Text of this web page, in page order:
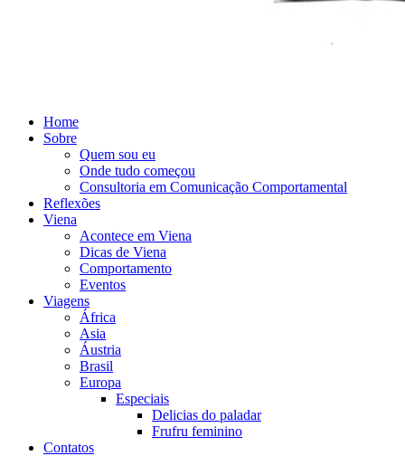
Home
Sobre
Quem sou eu
Onde tudo começou
Consultoria em Comunicação Comportamental
Reflexões
Viena
Acontece em Viena
Dicas de Viena
Comportamento
Eventos
Viagens
África
Asia
Áustria
Brasil
Europa
Especiais
Delicias do paladar
Frufru feminino
Contatos